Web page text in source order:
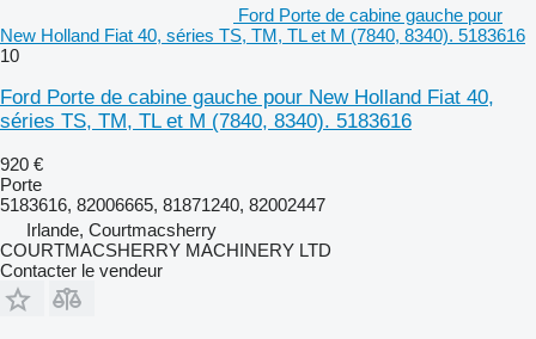
Ford Porte de cabine gauche pour
New Holland Fiat 40, séries TS, TM, TL et M (7840, 8340). 5183616
10
Ford Porte de cabine gauche pour New Holland Fiat 40,
séries TS, TM, TL et M (7840, 8340). 5183616
920 €
Porte
5183616, 82006665, 81871240, 82002447
Irlande, Courtmacsherry
COURTMACSHERRY MACHINERY LTD
Contacter le vendeur